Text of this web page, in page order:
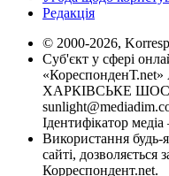
Редакція
© 2000-2026,
Суб'єкт у сфері
«КореспонденТ.net»
ХАРКІВСЬКЕ ШОСЕ,
Ідентифікатор
Використання будь-
сайті,
Корреспондент.net.